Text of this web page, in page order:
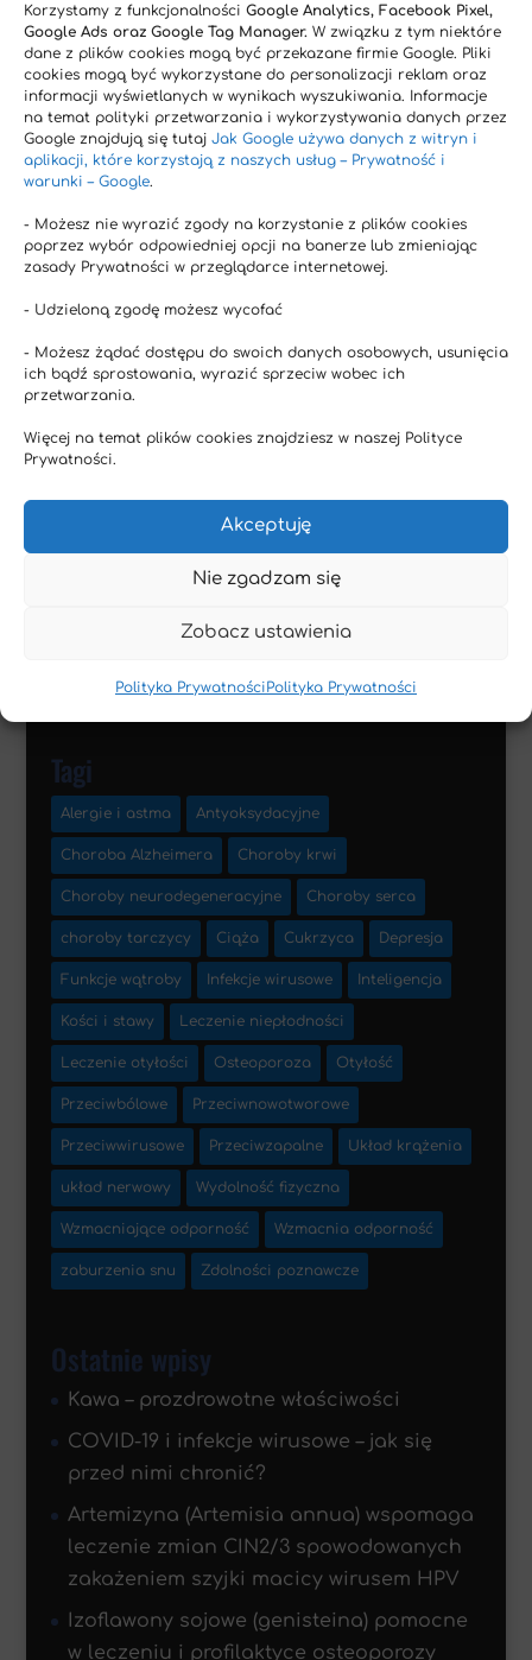
Korzystamy z funkcjonalności Google Analytics, Facebook Pixel,
Google Ads oraz Google Tag Manager. W związku z tym niektóre
dane z plików cookies mogą być przekazane firmie Google. Pliki
cookies mogą być wykorzystane do personalizacji reklam oraz
informacji wyświetlanych w wynikach wyszukiwania. Informacje
na temat polityki przetwarzania i wykorzystywania danych przez
Google znajdują się tutaj Jak Google używa danych z witryn i
aplikacji, które korzystają z naszych usług – Prywatność i
warunki – Google.
- Możesz nie wyrazić zgody na korzystanie z plików cookies
poprzez wybór odpowiedniej opcji na banerze lub zmieniając
zasady Prywatności w przeglądarce internetowej.
- Udzieloną zgodę możesz wycofać
- Możesz żądać dostępu do swoich danych osobowych, usunięcia
ich bądź sprostowania, wyrazić sprzeciw wobec ich
przetwarzania.
Więcej na temat plików cookies znajdziesz w naszej Polityce
Prywatności.
Akceptuję
Nie zgadzam się
Zobacz ustawienia
Polityka PrywatnościPolityka Prywatności
Kości i stawy Leczenie niepłodności
Leczenie otyłości Osteoporoza Otyłość
Przeciwbólowe Przeciwnowotworowe
Przeciwwirusowe Przeciwzapalne Układ krążenia
Wzmacniające odporność Wzmacnia odporność
zdrowie360.com
Polityka Prywatności
O Nas
Najnowsze doniesienia naukowe
Tagi
Alergie i astma Antyoksydacyjne
Choroba Alzheimera Choroby krwi
Choroby neurodegeneracyjne Choroby serca
choroby tarczycy Ciąża Cukrzyca Depresja
Funkcje wątroby Infekcje wirusowe Inteligencja
Kości i stawy Leczenie niepłodności
Leczenie otyłości Osteoporoza Otyłość
Przeciwbólowe Przeciwnowotworowe
Przeciwwirusowe Przeciwzapalne Układ krążenia
układ nerwowy Wydolność fizyczna
Wzmacniające odporność Wzmacnia odporność
zaburzenia snu Zdolności poznawcze
Ostatnie wpisy
Kawa – prozdrowotne właściwości
COVID-19 i infekcje wirusowe – jak się
przed nimi chronić?
Artemizyna (Artemisia annua) wspomaga
leczenie zmian CIN2/3 spowodowanych
zakażeniem szyjki macicy wirusem HPV
Izoflawony sojowe (genisteina) pomocne
w leczeniu i profilaktyce osteoporozy